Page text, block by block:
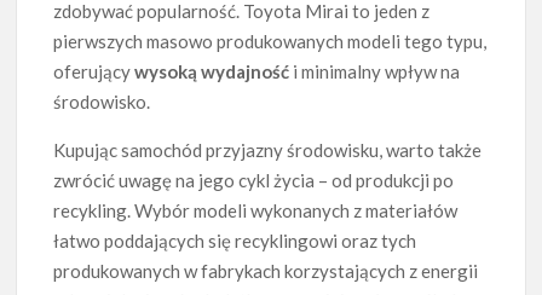
zdobywać popularność. Toyota Mirai to jeden z
pierwszych masowo produkowanych modeli tego typu,
oferującywysoką wydajność i minimalny wpływ na
środowisko.
Kupując samochód przyjazny środowisku, warto także
zwrócić uwagę na jego cykl życia – od produkcji po
recykling. Wybór modeli wykonanych z materiałów
łatwo poddających się recyklingowi oraz tych
produkowanych w fabrykach korzystających z energii